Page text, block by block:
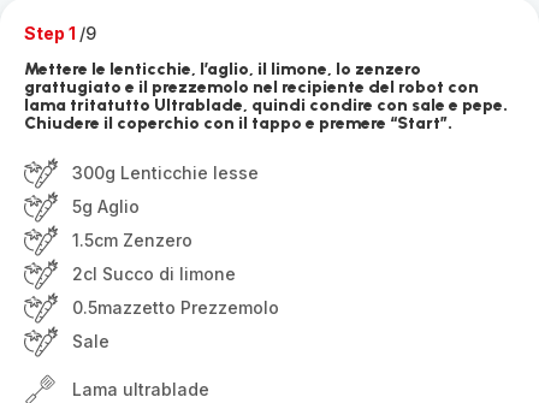
Step 1 /9
Mettere le lenticchie, l’aglio, il limone, lo zenzero
grattugiato e il prezzemolo nel recipiente del robot con
lama tritatutto Ultrablade, quindi condire con sale e pepe.
Chiudere il coperchio con il tappo e premere “Start”.
300g Lenticchie lesse
5g Aglio
1.5cm Zenzero
2cl Succo di limone
0.5mazzetto Prezzemolo
Sale
Lama ultrablade